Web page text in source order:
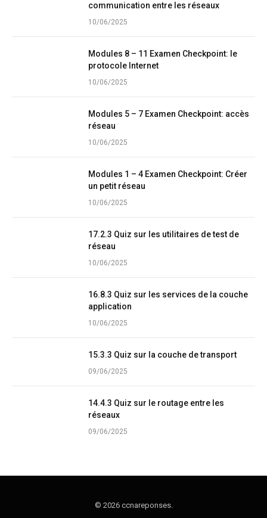
communication entre les réseaux
10/06/2025
Modules 8 – 11 Examen Checkpoint: le
protocole Internet
10/06/2025
Modules 5 – 7 Examen Checkpoint: accès
réseau
10/06/2025
Modules 1 – 4 Examen Checkpoint: Créer
un petit réseau
10/06/2025
17.2.3 Quiz sur les utilitaires de test de
réseau
10/06/2025
16.8.3 Quiz sur les services de la couche
application
10/06/2025
15.3.3 Quiz sur la couche de transport
09/06/2025
14.4.3 Quiz sur le routage entre les
réseaux
09/06/2025
© 2026 ccnareponses.